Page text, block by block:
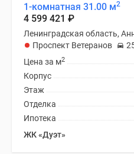
1-комнатная 31.00 м2
4 599 421 ₽
Ленинградская область,
Проспект Ветеранов
Цена за м2
Корпус
Этаж
Отделка
Ипотека
ЖК «Дуэт»